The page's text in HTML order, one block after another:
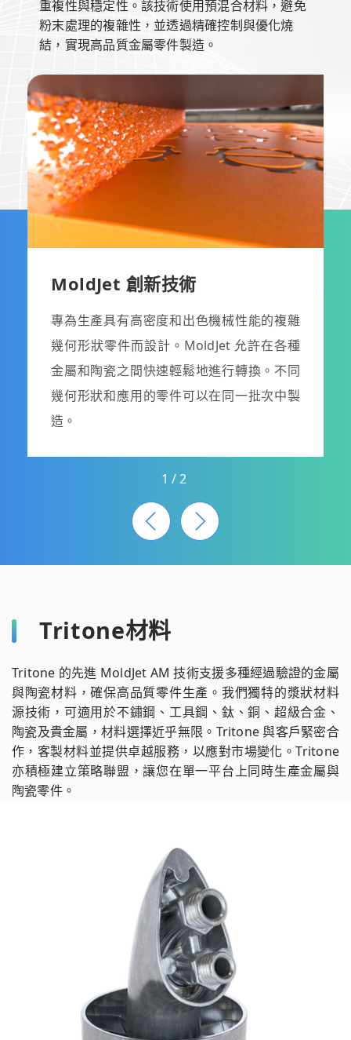
重複性與穩定性。該技術使用預混合材料，避免
粉末處理的複雜性，並透過精確控制與優化燒
結，實現高品質金屬零件製造。
MoldJet 創新技術
專為生產具有高密度和出色機械性能的複雜
幾何形狀零件而設計。MoldJet 允許在各種
金屬和陶瓷之間快速輕鬆地進行轉換。不同
幾何形狀和應用的零件可以在同一批次中製
造。
1 /2
Tritone材料
Tritone 的先進 MoldJet AM 技術支援多種經過驗證的金屬
與陶瓷材料，確保高品質零件生產。我們獨特的漿狀材料
源技術，可適用於不鏽鋼、工具鋼、鈦、銅、超級合金、
陶瓷及貴金屬，材料選擇近乎無限。Tritone 與客戶緊密合
作，客製材料並提供卓越服務，以應對市場變化。Tritone
亦積極建立策略聯盟，讓您在單一平台上同時生產金屬與
陶瓷零件。